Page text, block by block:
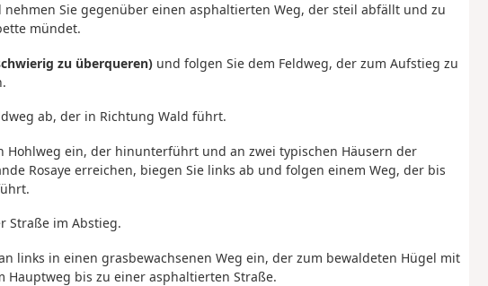
Sie gegenüber einen asphaltierten Weg, der steil abfällt und zu
mündet.
zu überqueren)und folgen Sie dem Feldweg, der zum Aufstieg zu
ab, der in Richtung Wald führt.
Hohlweg ein, der hinunterführt und an zwei typischen Häusern der
Rosaye erreichen, biegen Sie links ab und folgen einem Weg, der bis
Straße im Abstieg.
links in einen grasbewachsenen Weg ein, der zum bewaldeten Hügel mit
bis zu einer asphaltierten Straße.